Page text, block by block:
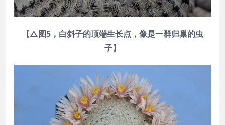
【△图5，白斜子的顶端生长点，像是一群归巢的虫
子】